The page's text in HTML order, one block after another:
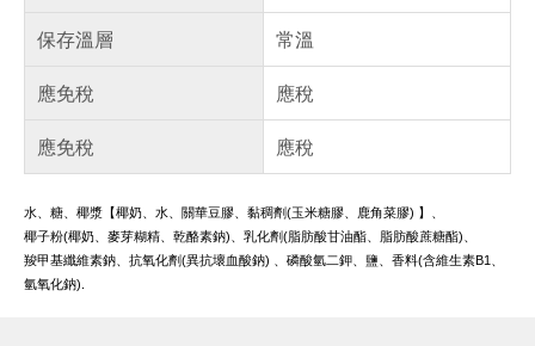
保存溫層
常溫
應免稅
應稅
應免稅
應稅
水、糖、椰漿【椰奶、水、關華豆膠、黏稠劑(玉米糖膠、鹿角菜膠) 】、
椰子粉(椰奶、麥芽糊精、乾酪素鈉)、乳化劑(脂肪酸甘油酯、脂肪酸蔗糖酯)、
羧甲基纖維素鈉、抗氧化劑(異抗壞血酸鈉) 、磷酸氫二鉀、鹽、香料(含維生素B1、
氫氧化鈉).